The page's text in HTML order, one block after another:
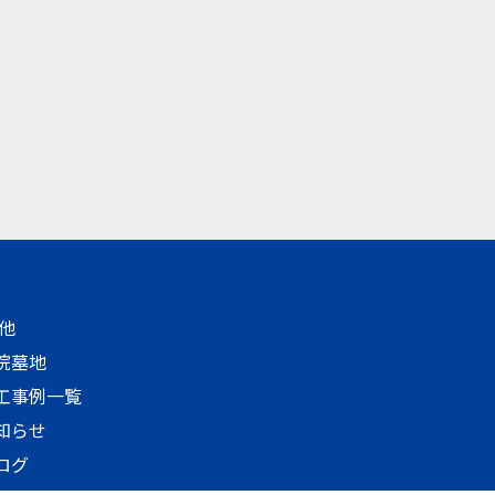
墓地
事例一覧
らせ
グ